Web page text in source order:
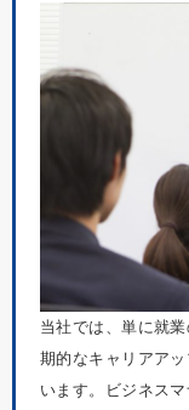
当社では、単に就
期的なキャリアア
います。ビジネス